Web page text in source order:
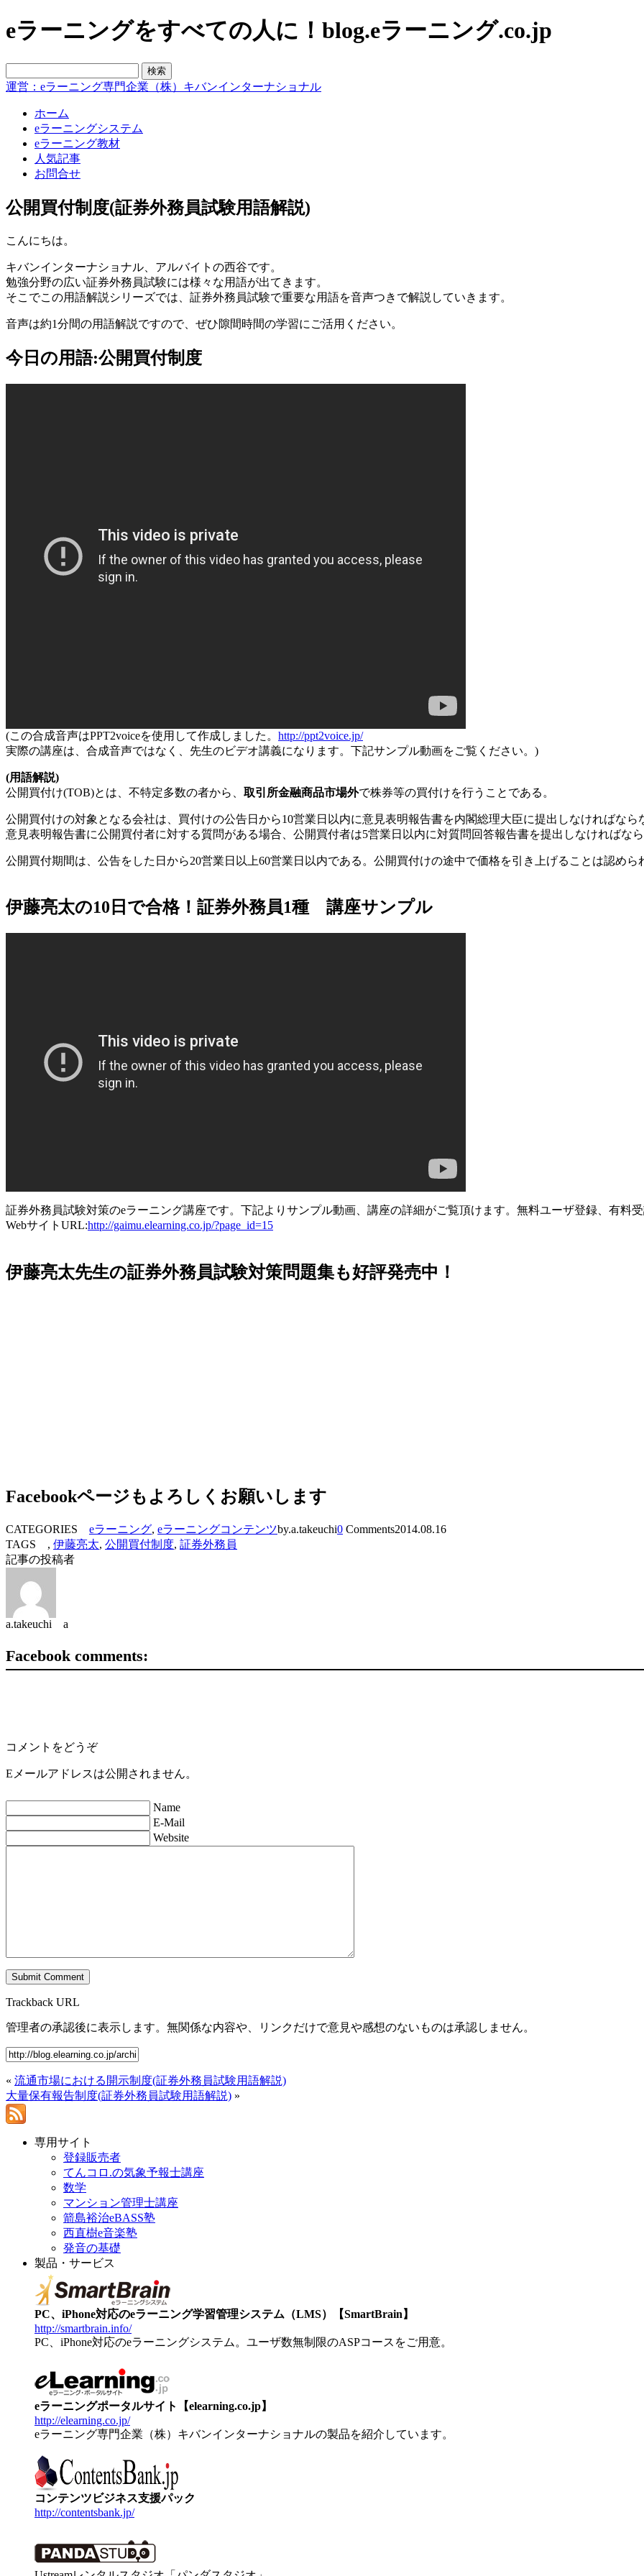
eラーニングをすべての人に！blog.eラーニング.co.jp
運営：eラーニング専門企業（株）キバンインターナショナル
ホーム
eラーニングシステム
eラーニング教材
人気記事
お問合せ
公開買付制度(証券外務員試験用語解説)
こんにちは。
キバンインターナショナル、アルバイトの西谷です。
勉強分野の広い証券外務員試験には様々な用語が出てきます。
そこでこの用語解説シリーズでは、証券外務員試験で重要な用語を音声つきで解説していきます。
音声は約1分間の用語解説ですので、ぜひ隙間時間の学習にご活用ください。
今日の用語:公開買付制度
(この合成音声はPPT2voiceを使用して作成しました。 http://ppt2voice.jp/
実際の講座は、合成音声ではなく、先生のビデオ講義になります。下記サンプル動画をご覧ください。)
(用語解説)
公開買付け(TOB)とは、不特定多数の者から、 取引所金融商品市場外で株券等の買付けを行うことである。
公開買付けの対象となる会社は、買付けの公告日から10営業日以内に意見表明報告書を内閣総理大臣に提出しなければなら
意見表明報告書に公開買付者に対する質問がある場合、公開買付者は5営業日以内に対質問回答報告書を提出しなければなら
公開買付期間は、公告をした日から20営業日以上60営業日以内である。公開買付けの途中で価格を引き上げることは認めら
伊藤亮太の10日で合格！証券外務員1種 講座サンプル
証券外務員試験対策のeラーニング講座です。下記よりサンプル動画、講座の詳細がご覧頂けます。無料ユーザ登録、有料受
WebサイトURL:http://gaimu.elearning.co.jp/?page_id=15
伊藤亮太先生の証券外務員試験対策問題集も好評発売中！
Facebookページもよろしくお願いします
CATEGORIES eラーニング, eラーニングコンテンツby.a.takeuchi0 Comments2014.08.16
TAGS , 伊藤亮太, 公開買付制度, 証券外務員
記事の投稿者
a.takeuchi a
Facebook comments:
コメントをどうぞ
Eメールアドレスは公開されません。
Name
E-Mail
Website
Trackback URL
管理者の承認後に表示します。無関係な内容や、リンクだけで意見や感想のないものは承認しません。
« 流通市場における開示制度(証券外務員試験用語解説)
大量保有報告制度(証券外務員試験用語解説) »
専用サイト
登録販売者
てんコロ.の気象予報士講座
数学
マンション管理士講座
箭島裕治eBASS塾
西直樹e音楽塾
発音の基礎
製品・サービス
PC、iPhone対応のeラーニング学習管理システム（LMS）【SmartBrain】
http://smartbrain.info/
PC、iPhone対応のeラーニングシステム。ユーザ数無制限のASPコースをご用意。
eラーニングポータルサイト【elearning.co.jp】
http://elearning.co.jp/
eラーニング専門企業（株）キバンインターナショナルの製品を紹介しています。
コンテンツビジネス支援パック
http://contentsbank.jp/